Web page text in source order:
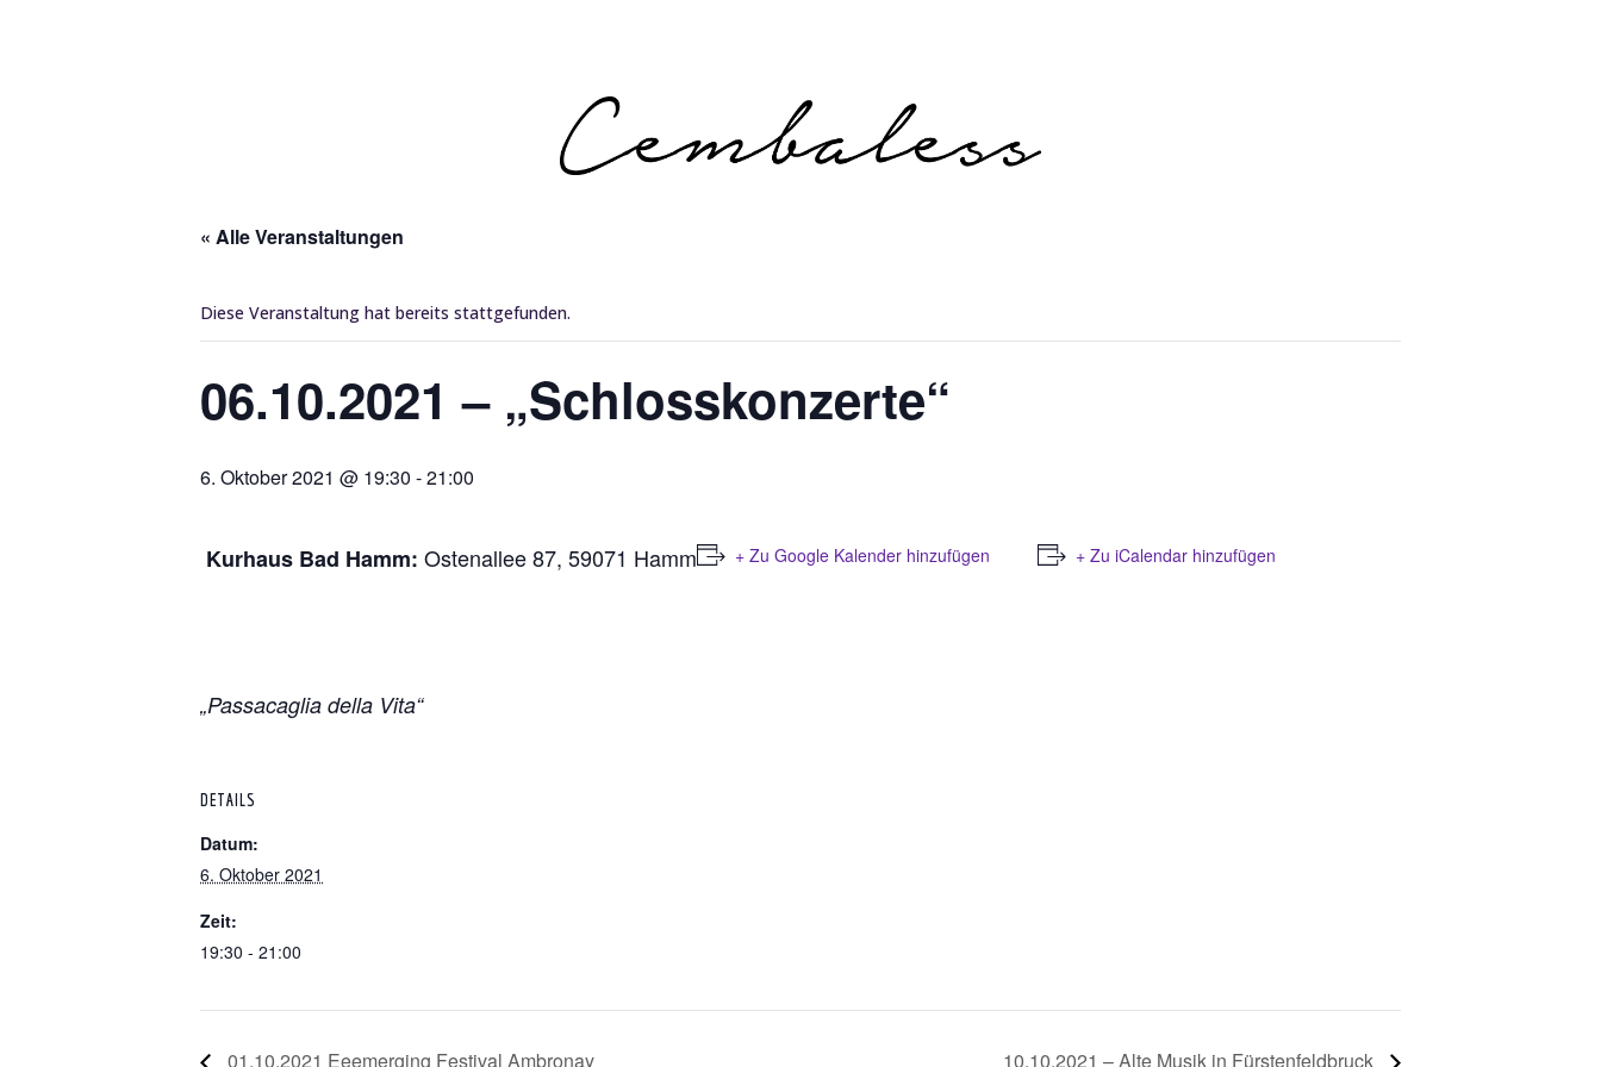
« Alle Veranstaltungen
Diese Veranstaltung hat bereits stattgefunden.
06.10.2021 – „Schlosskonzerte“
6. Oktober 2021 @ 19:30 -21:00
Kurhaus Bad Hamm: Ostenallee 87, 59071 Hamm
„Passacaglia della Vita“
+ Zu Google Kalender hinzufügen + Zu iCalendar hinzufügen
DETAILS
Datum:
6. Oktober 2021
Zeit:
19:30 - 21:00
01.10.2021 Eeemerging Festival Ambronay 10.10.2021 – Alte Musik in Fürstenfeldbruck